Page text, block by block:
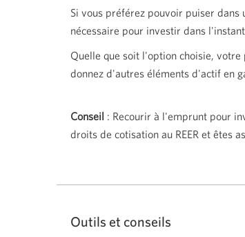
Si vous préférez pouvoir puiser dans
nécessaire pour investir dans
Quelle que soit l'option choisie,
donnez d'autres éléments d'actif en
Conseil : Recourir à l'emprunt pour
droits de cotisation au REER et êtes
Outils et conseils